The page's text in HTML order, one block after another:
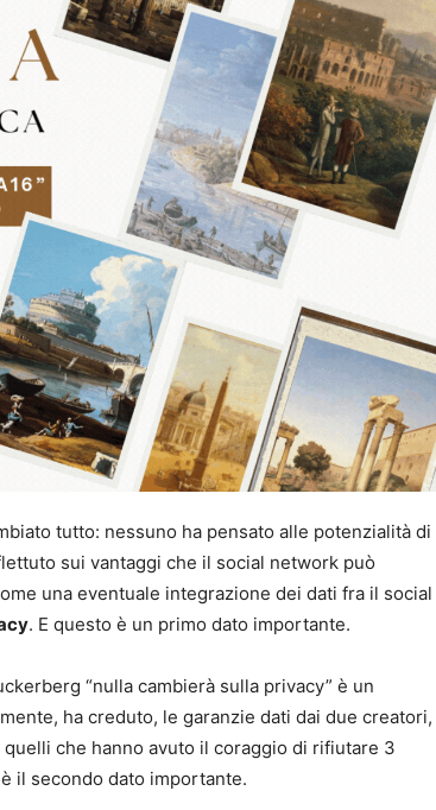
tutto: nessuno ha pensato alle potenzialità di
sui vantaggi che il social network può
una eventuale integrazione dei dati fra il social
. E questo è un primo dato importante.
“nulla cambierà sulla privacy” è un
ha creduto, le garanzie dati dai due creatori,
che hanno avuto il coraggio di rifiutare 3
il secondo dato importante.